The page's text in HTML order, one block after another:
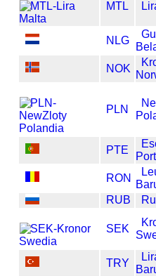
MTL
NLG
NOK
PLN
PTE
RON
RUB
SEK
TRY